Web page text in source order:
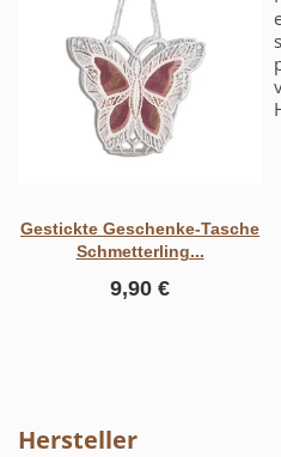
Gestickte Geschenke-Tasche
Schmetterling...
9,90 €
Hersteller